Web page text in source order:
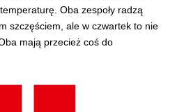
Oba zespoły radzą
szczęściem, ale w czwartek to nie
mają przecież coś do